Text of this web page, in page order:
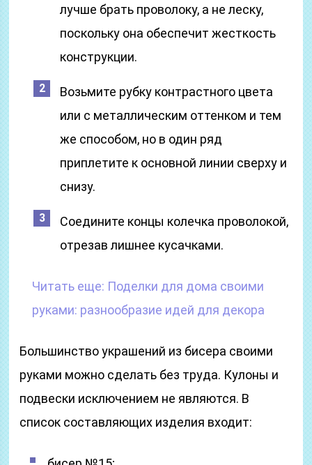
лучше брать проволоку, а не леску,
поскольку она обеспечит жесткость
конструкции.
Возьмите рубку контрастного цвета
или с металлическим оттенком и тем
же способом, но в один ряд
приплетите к основной линии сверху и
снизу.
Соедините концы колечка проволокой,
отрезав лишнее кусачками.
Читать еще: Поделки для дома своими
руками: разнообразие идей для декора
Большинство украшений из бисера своими
руками можно сделать без труда. Кулоны и
подвески исключением не являются. В
список составляющих изделия входит: